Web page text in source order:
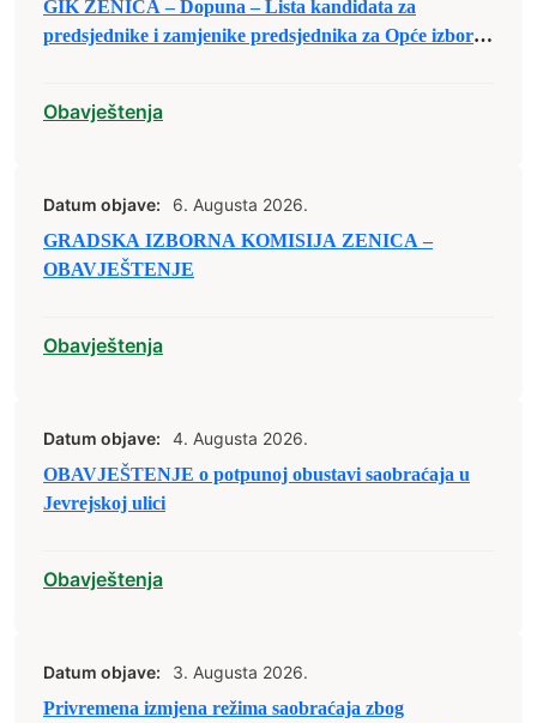
GIK ZENICA – Dopuna – Lista kandidata za
predsjednike i zamjenike predsjednika za Opće izbore
Obavještenja
Datum objave:
6. Augusta 2026.
GRADSKA IZBORNA KOMISIJA ZENICA –
OBAVJEŠTENJE
Obavještenja
Datum objave:
4. Augusta 2026.
OBAVJEŠTENJE o potpunoj obustavi saobraćaja u
Jevrejskoj ulici
Obavještenja
Datum objave:
3. Augusta 2026.
Privremena izmjena režima saobraćaja zbog